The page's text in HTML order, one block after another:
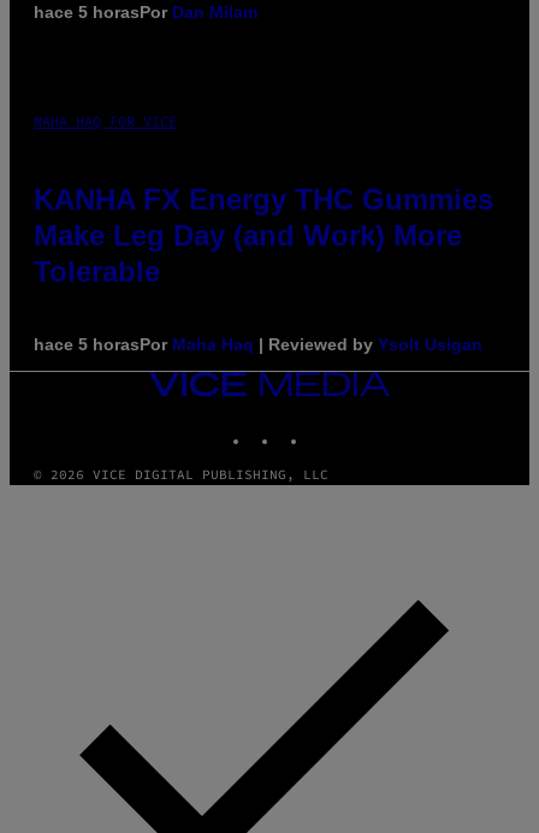
hace 5 horasPor Dan Milam
MAHA HAQ FOR VICE
KANHA FX Energy THC Gummies
Make Leg Day (and Work) More
Tolerable
hace 5 horasPor Maha Haq | Reviewed by Ysolt Usigan
VICE
MEDIA
© 2026 VICE DIGITAL PUBLISHING, LLC